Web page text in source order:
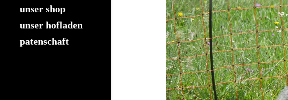
unser shop
unser hofladen
patenschaft